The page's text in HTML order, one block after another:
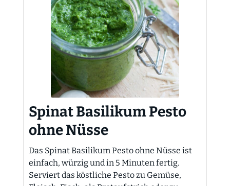
Spinat Basilikum Pesto
ohne Nüsse
Das Spinat Basilikum Pesto ohne Nüsse ist
einfach, würzig und in 5 Minuten fertig.
Serviert das köstliche Pesto zu Gemüse,